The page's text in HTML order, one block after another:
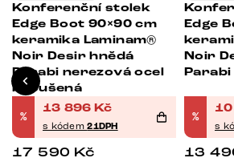
Konferenční stolek
Edge Boot 90×90 cm
keramika Laminam®
Noir Desir hnědá
Parabi nerezová ocel
broušená
%
13 896 Kč
s kódem21DPH
17 590 Kč
Edge
Noir
%
s
13